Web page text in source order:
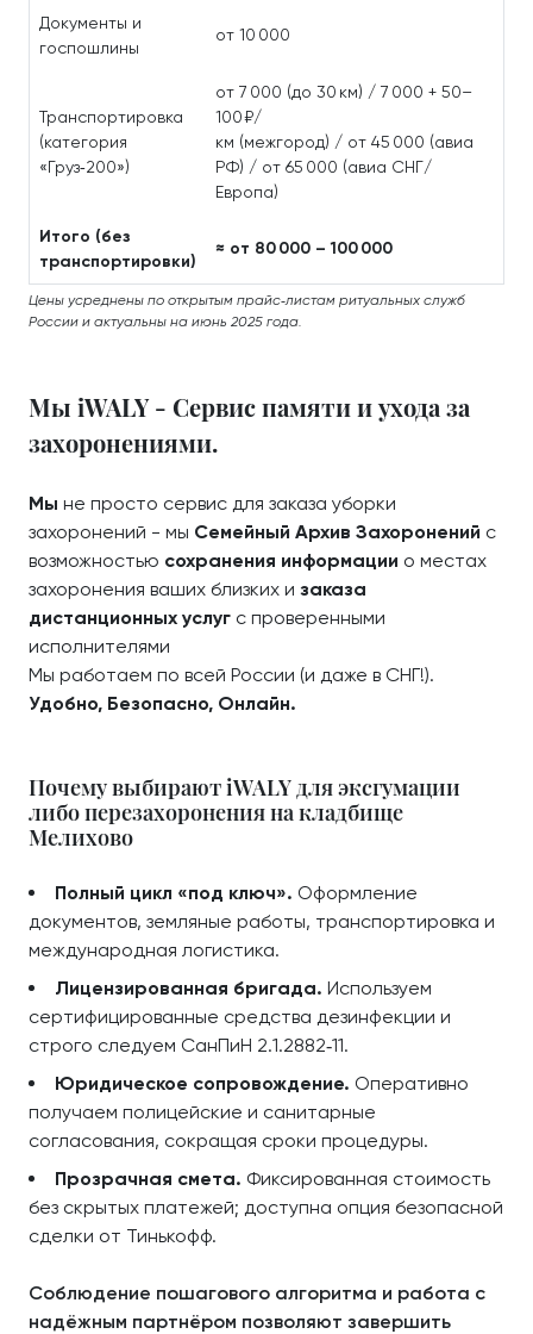
Документы и
госпошлины
от 10 000
Транспортировка
(категория
«Груз‑200»)
от 7 000 (до 30 км) / 7 000 + 50–
100 ₽/
км (межгород) / от 45 000 (авиа
РФ) / от 65 000 (авиа СНГ/
Европа)
Итого (без
транспортировки)
≈ от 80 000 – 100 000
Цены усреднены по открытым прайс‑листам ритуальных служб
России и актуальны на июнь 2025 года.
Мы iWALY - Сервис памяти и ухода за
захоронениями.
Мы не просто сервис для заказа уборки
захоронений - мы Семейный Архив Захоронений с
возможностью сохранения информации о местах
захоронения ваших близких и заказа
дистанционных услуг с проверенными
исполнителями
Мы работаем по всей России (и даже в СНГ!).
Удобно, Безопасно, Онлайн.
Почему выбирают iWALY для эксгумации
либо перезахоронения на кладбище
Мелихово
Полный цикл «под ключ». Оформление
документов, земляные работы, транспортировка и
международная логистика.
Лицензированная бригада. Используем
сертифицированные средства дезинфекции и
строго следуем СанПиН 2.1.2882‑11.
Юридическое сопровождение. Оперативно
получаем полицейские и санитарные
согласования, сокращая сроки процедуры.
Прозрачная смета. Фиксированная стоимость
без скрытых платежей; доступна опция безопасной
сделки от Тинькофф.
Соблюдение пошагового алгоритма и работа с
надёжным партнёром позволяют завершить